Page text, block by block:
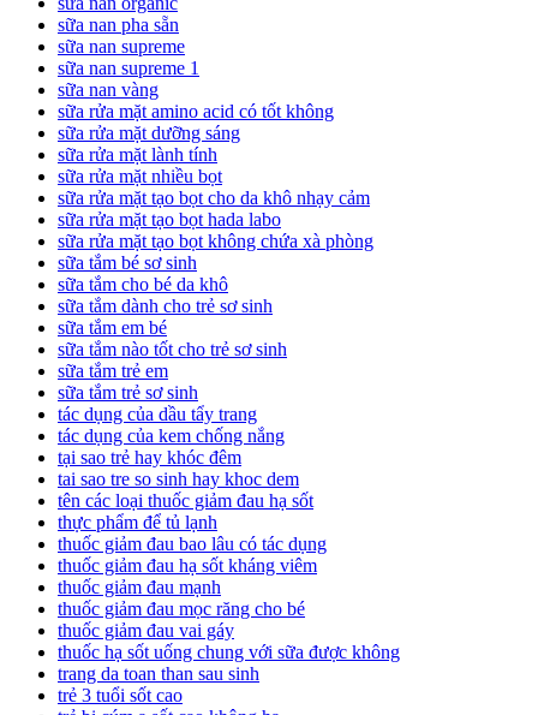
sữa nan pha sẵn
sữa nan supreme
sữa nan supreme 1
sữa nan vàng
sữa rửa mặt amino acid có tốt không
sữa rửa mặt dưỡng sáng
sữa rửa mặt lành tính
sữa rửa mặt nhiều bọt
sữa rửa mặt tạo bọt cho da khô nhạy cảm
sữa rửa mặt tạo bọt hada labo
sữa rửa mặt tạo bọt không chứa xà phòng
sữa tắm bé sơ sinh
sữa tắm cho bé da khô
sữa tắm dành cho trẻ sơ sinh
sữa tắm em bé
sữa tắm nào tốt cho trẻ sơ sinh
sữa tắm trẻ em
sữa tắm trẻ sơ sinh
tác dụng của dầu tẩy trang
tác dụng của kem chống nắng
tại sao trẻ hay khóc đêm
tai sao tre so sinh hay khoc dem
tên các loại thuốc giảm đau hạ sốt
thực phẩm để tủ lạnh
thuốc giảm đau bao lâu có tác dụng
thuốc giảm đau hạ sốt kháng viêm
thuốc giảm đau mạnh
thuốc giảm đau mọc răng cho bé
thuốc giảm đau vai gáy
thuốc hạ sốt uống chung với sữa được không
trang da toan than sau sinh
trẻ 3 tuổi sốt cao